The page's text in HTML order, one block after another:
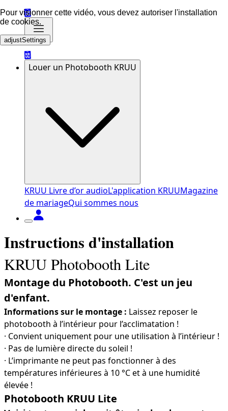
Louer un Photobooth KRUU
KRUU Livre d’or audioL'application KRUUMagazine
de mariageQui sommes nous
Instructions d'installation
KRUU Photobooth Lite
Montage du Photobooth. C'est un jeu
d'enfant.
Informations sur le montage : Laissez reposer le
photobooth à l’intérieur pour l’acclimatation !
· Convient uniquement pour une utilisation à l’intérieur !
· Pas de lumière directe du soleil !
· L’imprimante ne peut pas fonctionner à des
températures inférieures à 10 °C et à une humidité
élevée !
Pour visionner cette vidéo, vous devez autoriser l'installation
de cookies.
adjustSettings
Photobooth KRUU Lite